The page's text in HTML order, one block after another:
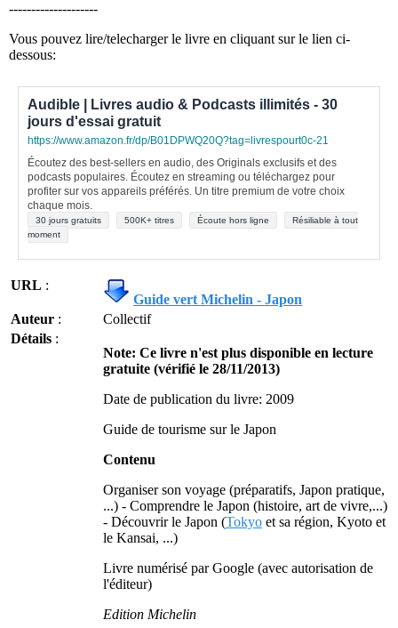
--------------------
Vous pouvez lire/telecharger le livre en cliquant sur le lien ci-
dessous:
Audible | Livres audio & Podcasts illimités - 30
jours d'essai gratuit
https://www.amazon.fr/dp/B01DPWQ20Q?tag=livrespourt0c-21
Écoutez des best-sellers en audio, des Originals exclusifs et des
podcasts populaires. Écoutez en streaming ou téléchargez pour
profiter sur vos appareils préférés. Un titre premium de votre choix
chaque mois.
30 jours gratuits 500K+ titres Écoute hors ligne
Résiliable à tout
moment
URL :
Guide vert Michelin - Japon
Auteur :
Collectif
Détails :
Note: Ce livre n'est plus disponible en lecture
gratuite (vérifié le 28/11/2013)
Date de publication du livre: 2009
Guide de tourisme sur le Japon
Contenu
Organiser son voyage (préparatifs, Japon pratique,
...) - Comprendre le Japon (histoire, art de vivre,...)
- Découvrir le Japon (Tokyo et sa région, Kyoto et
le Kansai, ...)
Livre numérisé par Google (avec autorisation de
l'éditeur)
Edition Michelin